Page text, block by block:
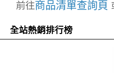
前往商品清單查詢頁
全站熱銷排行榜